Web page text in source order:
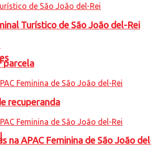
Turístico de São João del-Rei
parcela
recuperanda
na APAC Feminina de São João